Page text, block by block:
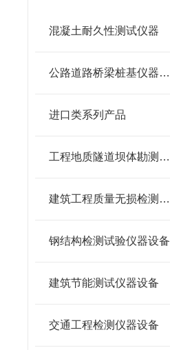
混凝土耐久性测试仪器
公路道路桥梁桩基仪器设备
进口类系列产品
工程地质隧道坝体勘测仪器
建筑工程质量无损检测仪器
钢结构检测试验仪器设备
建筑节能测试仪器设备
交通工程检测仪器设备